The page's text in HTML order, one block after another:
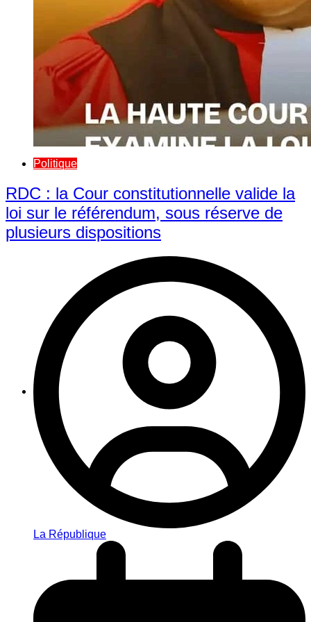
Politique
RDC : la Cour constitutionnelle valide la
loi sur le référendum, sous réserve de
plusieurs dispositions
La République